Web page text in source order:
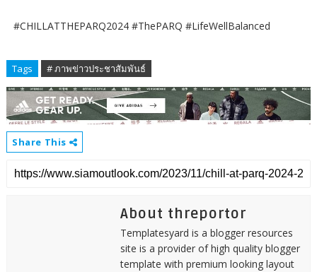
#CHILLATTHEPARQ2024 #ThePARQ #LifeWellBalanced
Tags # ภาพข่าวประชาสัมพันธ์
Share This
About threportor
Templatesyard is a blogger resources
site is a provider of high quality blogger
template with premium looking layout